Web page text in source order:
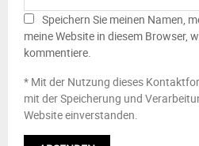
Speichern Sie meinen Namen,
meine Website in diesem Browser,
kommentiere.
* Mit der Nutzung dieses
mit der Speicherung und
Website einverstanden.